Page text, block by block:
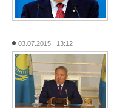
03.07.2015 13:12